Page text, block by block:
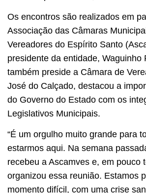
Os encontros são realizados em
Associação das Câmaras
Vereadores do Espírito Santo
presidente da entidade, Waguinho
também preside a Câmara de
José do Calçado, destacou a
do Governo do Estado com os
Legislativos Municipais.
“É um orgulho muito grande para
estarmos aqui. Na semana
recebeu a Ascamves e, em pouco
organizou essa reunião. Estamos
momento difícil, com uma crise